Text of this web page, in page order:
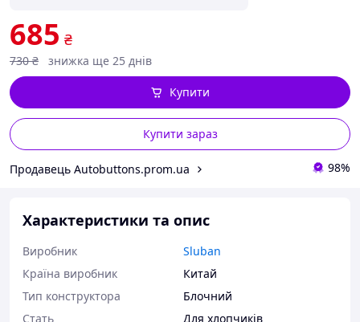
685 ₴
730 ₴ знижка ще 25 днів
Купити зараз
Купити
Продавець Autobuttons.prom.ua 98%
Характеристики та опис
Виробник
Sluban
Країна виробник
Китай
Тип конструктора
Блочний
Стать
Для хлопчиків